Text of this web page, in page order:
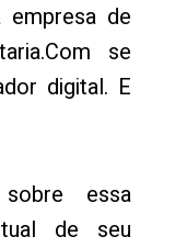
empresa de
se
digital. E
essa
de seu